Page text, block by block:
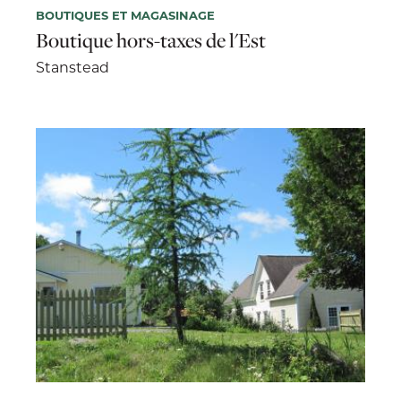
BOUTIQUES ET MAGASINAGE
Boutique hors-taxes de l'Est
Stanstead